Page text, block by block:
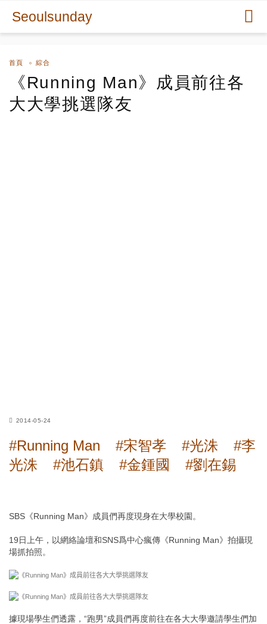
Seoulsunday
首頁 綜合
《Running Man》成員前往各
大大學挑選隊友
2014-05-24
#Running Man #宋智孝 #光洙
#李
光洙
#池石鎮 #金鍾國 #劉在錫
SBS《Running Man》成員們再度現身在大學校園。
19日上午，以網絡論壇和SNS爲中心瘋傳《Running Man》拍攝現
場抓拍照。
據現場學生們透露，“跑男”成員們再度前往在各大大學邀請學生們加